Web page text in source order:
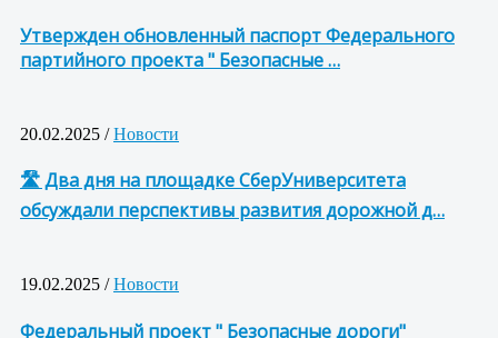
Утвержден обновленный паспорт Федерального
партийного проекта " Безопасные …
20.02.2025 /Новости
🛣 Два дня на площадке СберУниверситета
обсуждали перспективы развития дорожной д…
19.02.2025 /Новости
Федеральный проект " Безопасные дороги"